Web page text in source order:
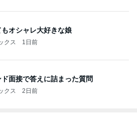
オシャレ大好きな娘
クス 1日前
面接で答えに詰まった質問
クス 2日前